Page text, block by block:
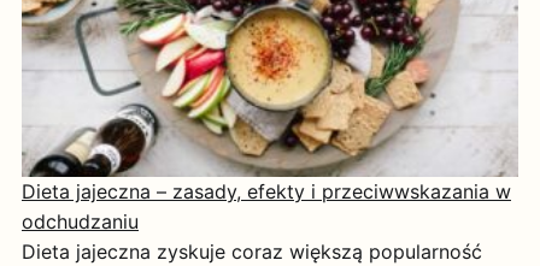
Dieta jajeczna – zasady, efekty i przeciwwskazania w
odchudzaniu
Dieta jajeczna zyskuje coraz większą popularność